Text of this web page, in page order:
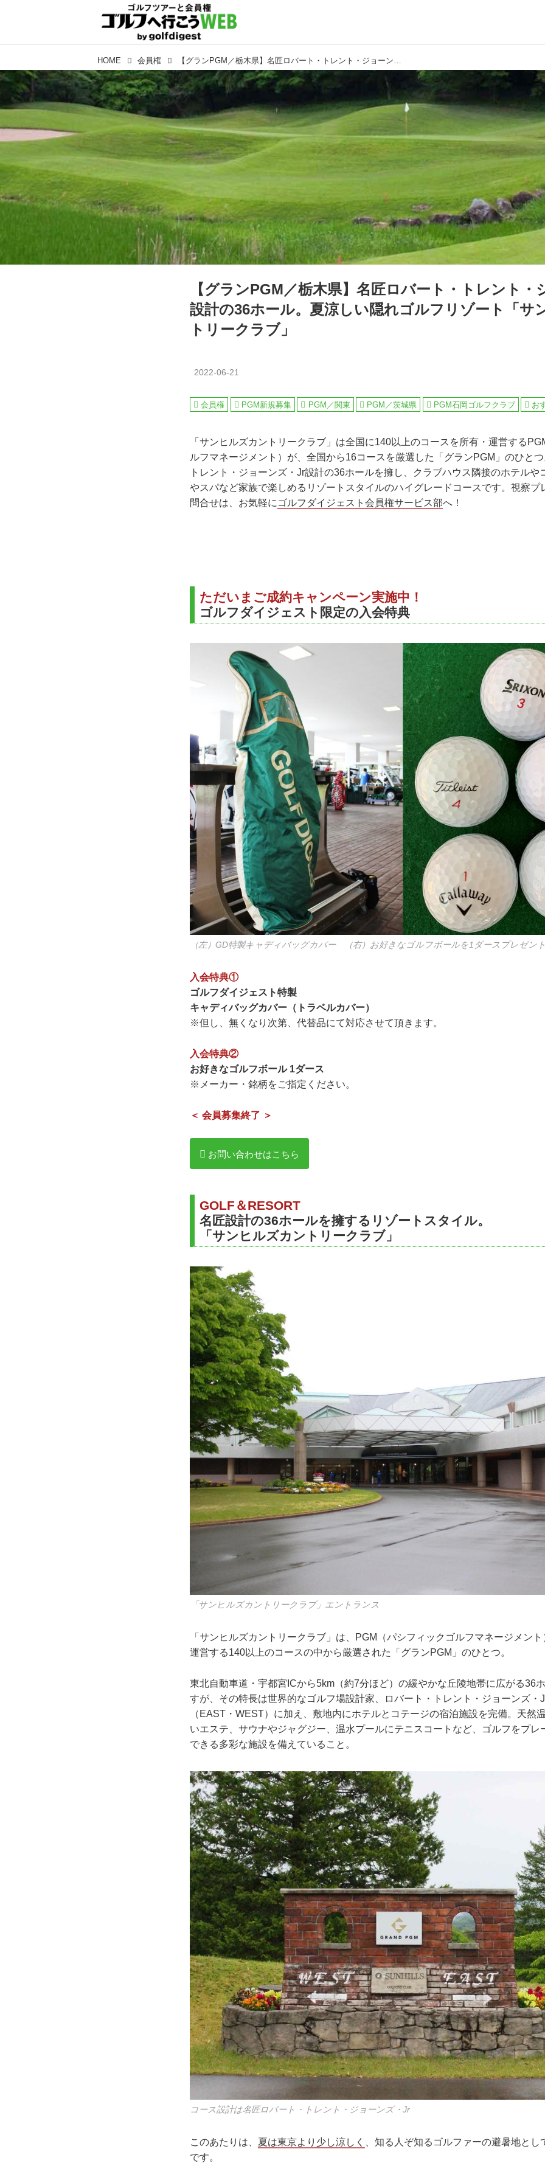
HOME 会員権 【グランPGM／栃木県】名匠ロバート・トレント・ジョーンズJr設計の36ホール。夏涼しい隠れゴルフリゾート「サンヒルズカントリークラブ」
【グランPGM／栃木県】名匠ロバート・トレント・
設計の36ホール。夏涼しい隠れゴルフリゾート「サ
トリークラブ」
2022-06-21
会員権 PGM新規募集 PGM／関東 PGM／茨城県 PGM石岡ゴルフクラブ お
「サンヒルズカントリークラブ」は全国に140以上のコースを所有・運営する
ルフマネージメント）が、全国から16コースを厳選した「グランPGM」のひと
トレント・ジョーンズ・Jr設計の36ホールを擁し、クラブハウス隣接のホテルや
やスパなど家族で楽しめるリゾートスタイルのハイグレードコースです。視察プ
問合せは、お気軽に ゴルフダイジェスト会員権サービス部へ！
ただいまご成約キャンペーン実施中！
ゴルフダイジェスト限定の入会特典
（左）GD特製キャディバッグカバー （右）お好きなゴルフボールを1ダースプレゼン
入会特典①
ゴルフダイジェスト特製
キャディバッグカバー（トラベルカバー）
※但し、無くなり次第、代替品にて対応させて頂きます。
入会特典②
お好きなゴルフボール 1ダース
※メーカー・銘柄をご指定ください。
＜ 会員募集終了 ＞
お問い合わせはこちら
GOLF＆RESORT
名匠設計の36ホールを擁するリゾートスタイル。
「サンヒルズカントリークラブ」
「サンヒルズカントリークラブ」エントランス
「サンヒルズカントリークラブ」は、PGM（パシフィックゴルフマネージメン
運営する140以上のコースの中から厳選された「グランPGM」のひとつ。
東北自動車道・宇都宮ICから5km（約7分ほど）の緩やかな丘陵地帯に広がる36
すが、その特長は世界的なゴルフ場設計家、ロバート・トレント・ジョーンズ・
（EAST・WEST）に加え、敷地内にホテルとコテージの宿泊施設を完備。天然
いエステ、サウナやジャグジー、温水プールにテニスコートなど、ゴルフをプレ
できる多彩な施設を備えていること。
コース設計は名匠ロバート・トレント・ジョーンズ・Jr
このあたりは、 夏は東京より少し涼しく
、知る人ぞ知るゴルファーの避暑地と
です。